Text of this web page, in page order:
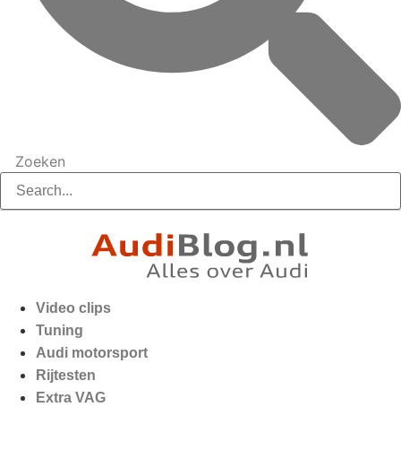
Zoeken
Video clips
Tuning
Audi motorsport
Rijtesten
Extra VAG